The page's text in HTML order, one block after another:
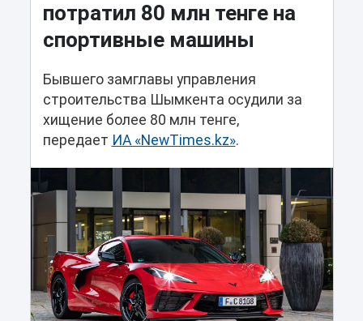
потратил 80 млн тенге на
спортивные машины
Бывшего замглавы управления
строительства Шымкента осудили за
хищение более 80 млн тенге,
передает ИА «NewTimes.kz».